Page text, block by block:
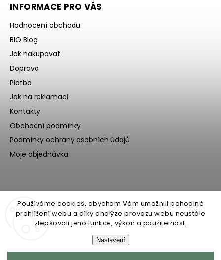
Používáme cookies, abychom Vám umožnili pohodlné
prohlížení webu a díky analýze provozu webu neustále
zlepšovali jeho funkce, výkon a použitelnost.
Nastavení
INFORMACE PRO VÁS
Hodnocení obchodu
BIO Blog
Jak nakupovat
Doprava
Platba
Jak na reklamaci
Kontakty
Obchodní podmínky
Podmínky ochrany osobních údajů
Moje objednávka